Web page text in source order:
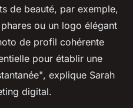
de beauté, par exemple,
ou un logo élégant
de profil cohérente
pour établir une
, explique Sarah
digital.